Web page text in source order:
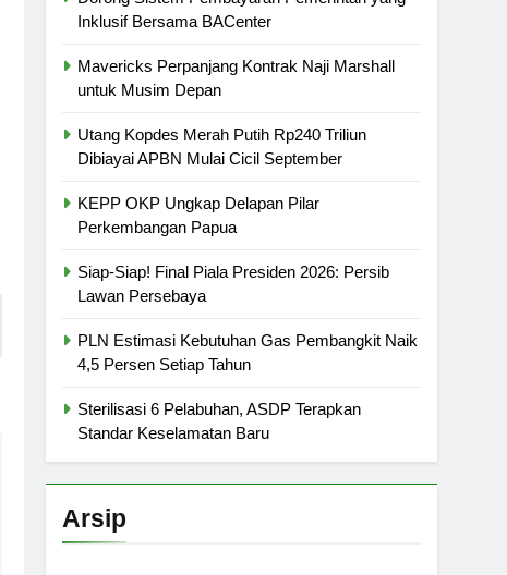
Inklusif Bersama BACenter
Mavericks Perpanjang Kontrak Naji Marshall
untuk Musim Depan
Utang Kopdes Merah Putih Rp240 Triliun
Dibiayai APBN Mulai Cicil September
KEPP OKP Ungkap Delapan Pilar
Perkembangan Papua
Siap-Siap! Final Piala Presiden 2026: Persib
Lawan Persebaya
PLN Estimasi Kebutuhan Gas Pembangkit Naik
4,5 Persen Setiap Tahun
Sterilisasi 6 Pelabuhan, ASDP Terapkan
Standar Keselamatan Baru
Arsip